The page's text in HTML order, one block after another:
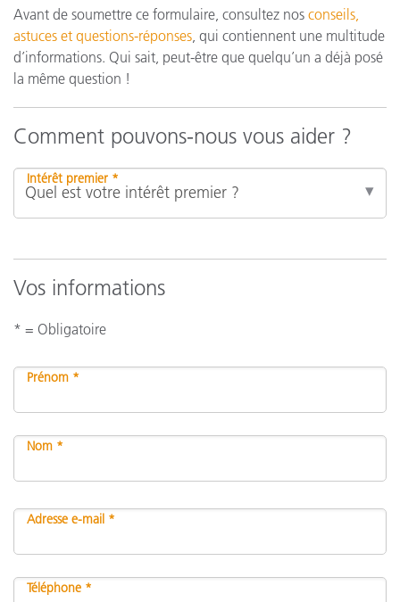
Avant de soumettre ce formulaire, consultez nos conseils,
astuces et questions-réponses, qui contiennent une multitude
d’informations. Qui sait, peut-être que quelqu’un a déjà posé
la même question !
Comment pouvons-nous vous aider ?
Intérêt premier *
Vos informations
* = Obligatoire
Prénom *
Nom *
Adresse e-mail *
Téléphone *